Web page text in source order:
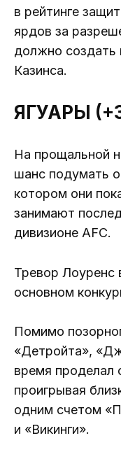
в рейтинге
ярдов за
должно создать
Казинса.
ЯГУАРЫ
На прощальной
шанс подумать
котором они
занимают
дивизионе AFC.
Тревор Лоуренс
основном
Помимо
«Детройта»,
время проделал
проигрывая
одним счетом
и «Викинги».